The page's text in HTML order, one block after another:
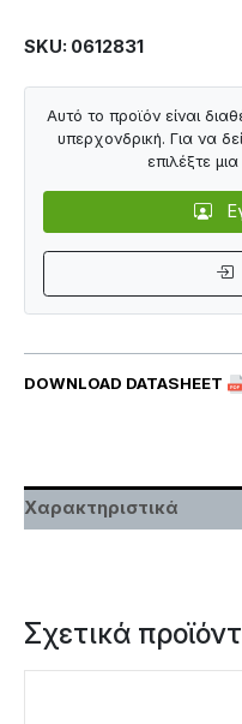
SKU: 0612831
DOWNLOAD DATASHEET
Αυτό το προϊόν είναι
υπερχονδρική. Για να
επιλέξτε
Χαρακτηριστικά
Σχετικά